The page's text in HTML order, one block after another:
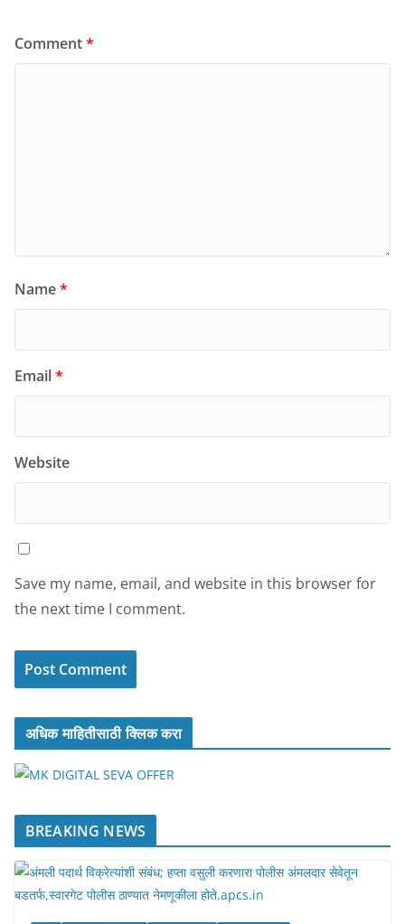
Comment*
Name*
Email*
Website
Save my name, email, and website in this browser for
the next time I comment.
अधिक माहितीसाठी क्लिक करा
BREAKING NEWS